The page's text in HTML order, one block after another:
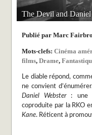
The Devil and
Publié par Marc
Mots-clefs:Cinéma
films,Drame,
Le diable répond,
ne convient
Daniel Webster: une
coproduite par la RKO
Kane. Réticent à